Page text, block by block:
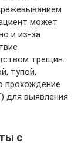
может
и из-за
трещин.
тупой,
прохождение
для выявления
с